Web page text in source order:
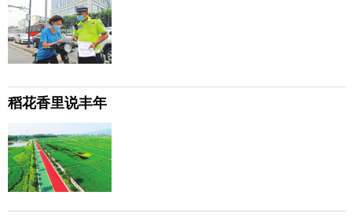
稻花香里说丰年